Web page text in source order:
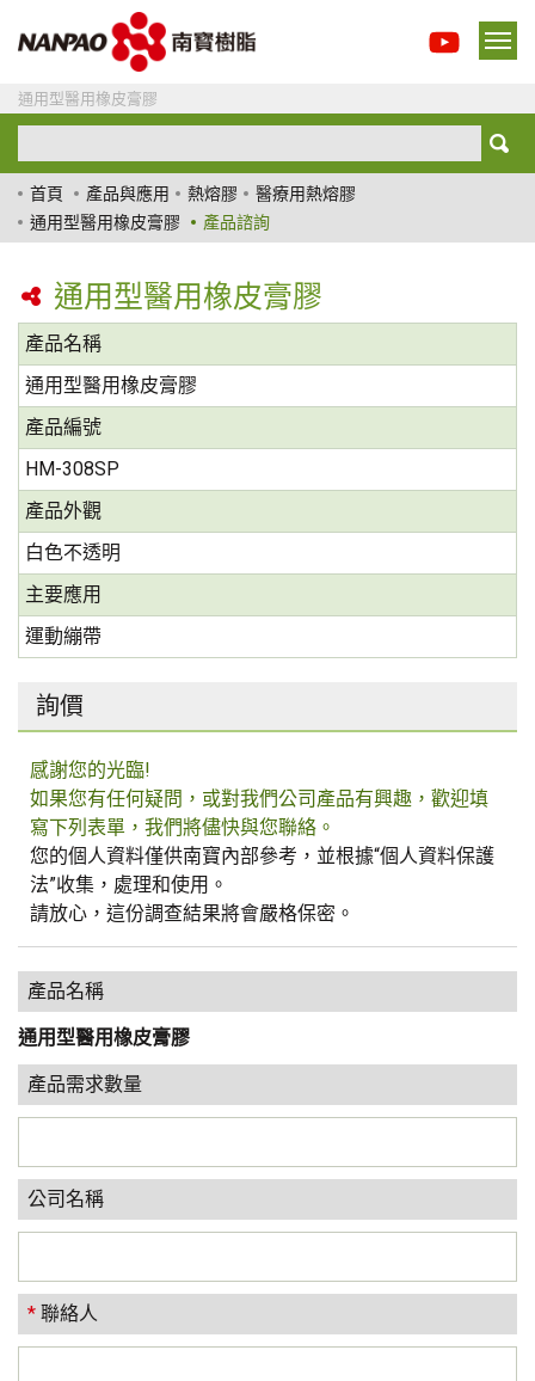
通用型醫用橡皮膏膠
首頁 產品與應用 熱熔膠
醫療用熱熔膠
通用型醫用橡皮膏膠
產品諮詢
通用型醫用橡皮膏膠
產品名稱
通用型醫用橡皮膏膠
產品編號
HM-308SP
產品外觀
白色不透明
主要應用
運動繃帶
詢價
感謝您的光臨!
如果您有任何疑問，或對我們公司產品有興趣，歡迎填
寫下列表單，我們將儘快與您聯絡。
您的個人資料僅供南寶內部參考，並根據“個人資料保護
法”收集，處理和使用。
請放心，這份調查結果將會嚴格保密。
產品名稱
通用型醫用橡皮膏膠
產品需求數量
公司名稱
* 聯絡人